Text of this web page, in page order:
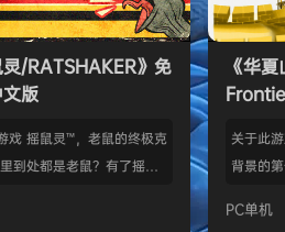
。 故事 数年前，在公会还
过的未踏足领域“封禁之地”
，一名少年“纳塔”获救。
种特殊
速”，还
灵/RATSHAKER》免
版
戏 摇鼠灵™，老鼠的终极克
到处都是老鼠？有了摇鼠
速之客！拿在手上大力摇，
《华
关于此
背景的
的工匠
PC单机